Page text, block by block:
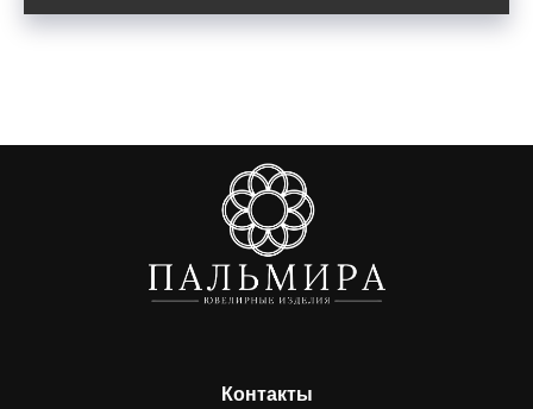
Контакты